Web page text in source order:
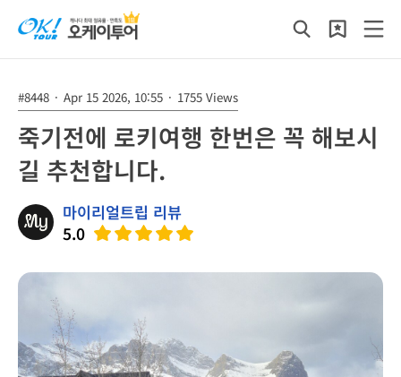
#8448 · Apr 15 2026, 10:55 · 1755 Views
죽기전에 로키여행 한번은 꼭 해보시
길 추천합니다.
마이리얼트립 리뷰
5.0